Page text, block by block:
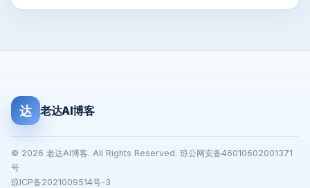
达 老达AI博客
© 2026 老达AI博客. All Rights Reserved. 琼公网安备46010602001371
号
琼ICP备2021009514号-3